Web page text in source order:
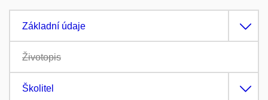
Základní údaje
Životopis
Školitel